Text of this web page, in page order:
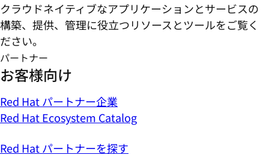
クラウドネイティブなアプリケーションとサービスの
構築、提供、管理に役立つリソースとツールをご覧く
ださい。
パートナー
お客様向け
Red Hat パートナー企業
Red Hat Ecosystem Catalog
Red Hat パートナーを探す